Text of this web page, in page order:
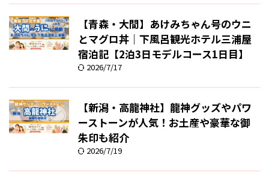
【青森・大間】あけみちゃん号のウニ
とマグロ丼｜下風呂観光ホテル三浦屋
宿泊記【2泊3日モデルコース1日目】
2026/7/17
【新潟・高龍神社】龍神グッズやパワ
ーストーンが人気！お土産や豪華な御
朱印も紹介
2026/7/19